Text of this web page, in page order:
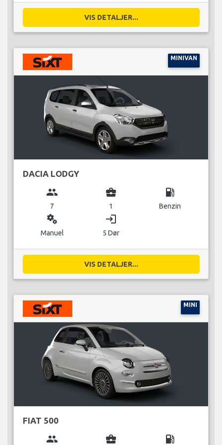
VIS DETALJER...
MINIVAN
DACIA LODGY
group
7
business_center
1
local_gas_station
Benzin
miscellaneous_services
Manuel
login
5 Dør
VIS DETALJER...
MINI
FIAT 500
group business_center local_gas_station